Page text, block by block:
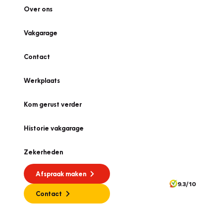
Over ons
Vakgarage
Contact
Werkplaats
Kom gerust verder
Historie vakgarage
Zekerheden
Afspraak maken
Contact
9.3/10